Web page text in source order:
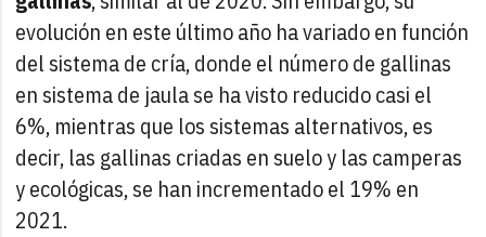
evolución en este último año ha variado en función
del sistema de cría, donde el número de gallinas
en sistema de jaula se ha visto reducido casi el
6%, mientras que los sistemas alternativos, es
decir, las gallinas criadas en suelo y las camperas
y ecológicas, se han incrementado el 19% en
2021.